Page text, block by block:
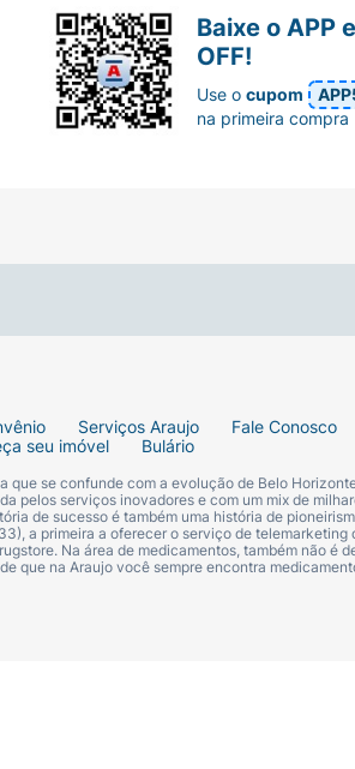
útil prolongada e alta resistência.
para caber no porta-malas
em superfícies
a cadeira. Levante as pedaleiras
para ser transportada.
livres de sujeiras ou fios para
Serviços Araujo
Fale Conosco
seu imóvel Bulário
que se confunde com a evolução de Belo
pelos serviços inovadores e com um mix de
de sucesso é também uma história de
a primeira a oferecer o serviço de telemarketing
Na área de medicamentos, também não é
que na Araujo você sempre encontra
Baixe o APP
OFF!
Use ocupom
na primeira compra